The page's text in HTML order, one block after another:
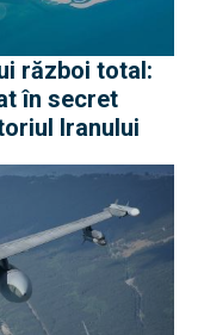
război total:
în secret
Iranului